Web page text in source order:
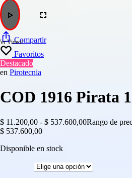
Compartir
Favoritos
Destacado
en Pirotecnia
COD 1916 Pirata
$ 11.200,00 - $ 537.600,00Rango de
$ 537.600,00
Disponible en stock